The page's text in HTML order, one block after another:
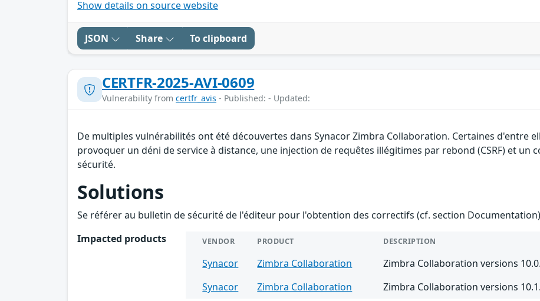
Show details on source website
JSON Share To clipboard
CERTFR-2025-AVI-0609
Vulnerability from certfr_avis - Published: - Updated:
De multiples vulnérabilités ont été découvertes dans Synacor Zimbra Collaboration. Certaines d'entre
provoquer un déni de service à distance, une injection de requêtes illégitimes par rebond (CSRF) et un
sécurité.
Solutions
Se référer au bulletin de sécurité de l'éditeur pour l'obtention des correctifs (cf. section
Impacted products
VENDOR PRODUCT DESCRIPTION
Synacor Zimbra Collaboration
Zimbra Collaboration versions
Synacor
Zimbra Collaboration Zimbra Collaboration versions